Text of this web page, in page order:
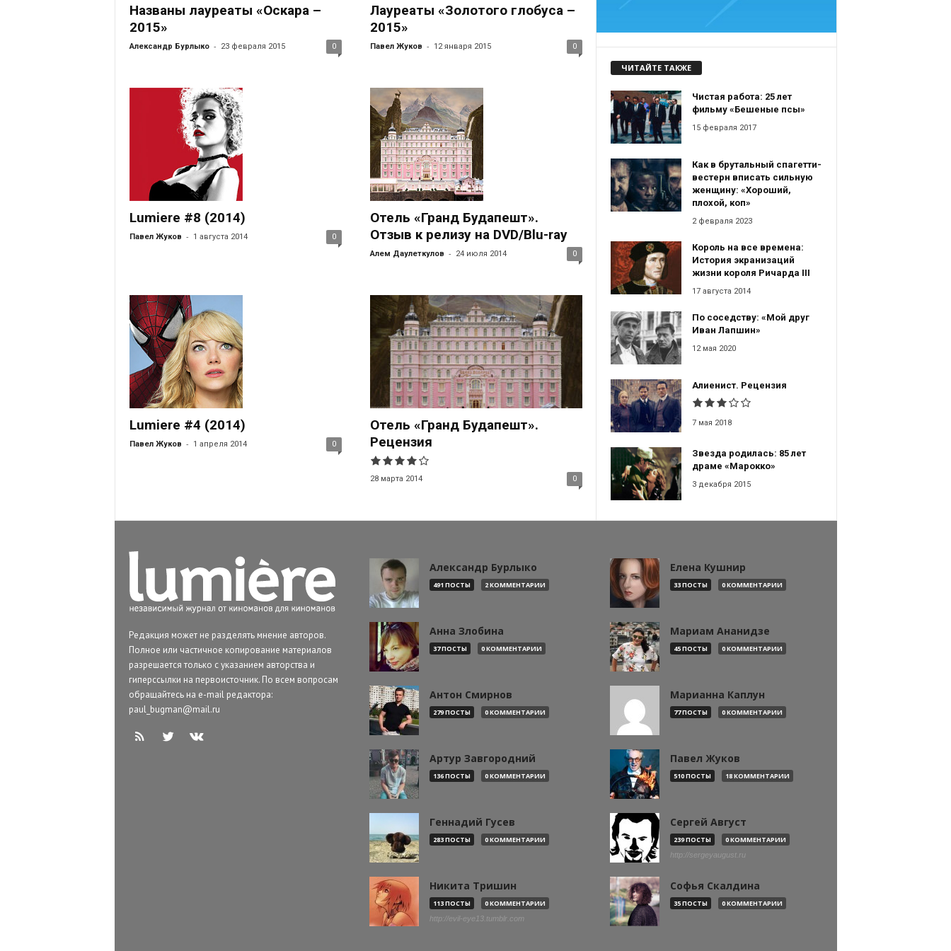
Названы лауреаты «Оскара –
2015»
Александр Бурлыко - 23 февраля 2015 0
Лауреаты «Золотого глобуса –
2015»
Павел Жуков - 12 января 2015 0
Lumiere #8 (2014)
Павел Жуков - 1 августа 2014 0
Отель «Гранд Будапешт».
Отзыв к релизу на DVD/Blu-ray
Алем Даулеткулов - 24 июля 2014 0
Lumiere #4 (2014)
Павел Жуков - 1 апреля 2014 0
Отель «Гранд Будапешт».
Рецензия
28 марта 2014 0
ЧИТАЙТЕ ТАКЖЕ
Чистая работа: 25 лет
фильму «Бешеные псы»
15 февраля 2017
Как в брутальный спагетти-
вестерн вписать сильную
женщину: «Хороший,
плохой, коп»
2 февраля 2023
Король на все времена:
История экранизаций
жизни короля Ричарда III
17 августа 2014
По соседству: «Мой друг
Иван Лапшин»
12 мая 2020
Алиенист. Рецензия
7 мая 2018
Звезда родилась: 85 лет
драме «Марокко»
3 декабря 2015
Редакция может не разделять мнение авторов.
Полное или частичное копирование материалов
разрешается только с указанием авторства и
гиперссылки на первоисточник. По всем вопросам
обращайтесь на e-mail редактора:
paul_bugman@mail.ru
Александр Бурлыко
491 ПОСТЫ 2 КОММЕНТАРИИ
Анна Злобина
37 ПОСТЫ 0 КОММЕНТАРИИ
Антон Смирнов
279 ПОСТЫ 0 КОММЕНТАРИИ
Артур Завгородний
136 ПОСТЫ 0 КОММЕНТАРИИ
Геннадий Гусев
283 ПОСТЫ 0 КОММЕНТАРИИ
Никита Тришин
113 ПОСТЫ 0 КОММЕНТАРИИ
http://evil-eye13.tumblr.com
Елена Кушнир
33 ПОСТЫ 0 КОММЕНТАРИИ
Мариам Ананидзе
45 ПОСТЫ 0 КОММЕНТАРИИ
Марианна Каплун
77 ПОСТЫ 0 КОММЕНТАРИИ
Павел Жуков
510 ПОСТЫ 18 КОММЕНТАРИИ
Сергей Август
239 ПОСТЫ 0 КОММЕНТАРИИ
http://sergeyaugust.ru
Софья Скалдина
35 ПОСТЫ 0 КОММЕНТАРИИ